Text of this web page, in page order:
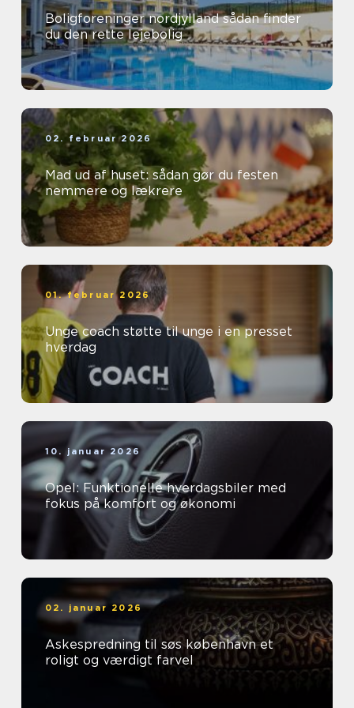
Boligforeninger nordjylland sådan finder
du den rette lejebolig
02. februar 2026
Mad ud af huset: sådan gør du festen
nemmere og lækrere
01. februar 2026
Unge coach støtte til unge i en presset
hverdag
10. januar 2026
Opel: Funktionelle hverdagsbiler med
fokus på komfort og økonomi
02. januar 2026
Askespredning til søs københavn et
roligt og værdigt farvel